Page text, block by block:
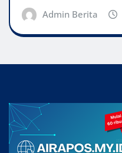
Admin Berita